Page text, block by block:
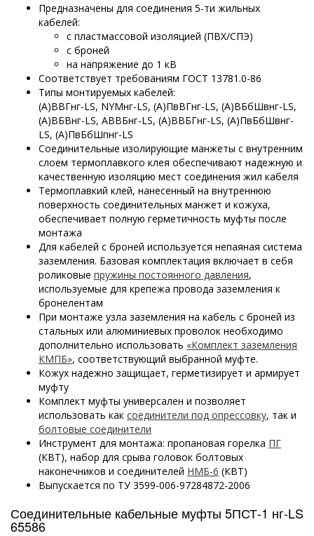
Предназначены для соединения 5-ти жильных
кабелей:
с пластмассовой изоляцией (ПВХ/СПЭ)
с броней
на напряжение до 1 кВ
Соответствует требованиям ГОСТ 13781.0-86
Типы монтируемых кабелей:
(А)ВВГнг-LS, NYMнг-LS, (А)ПвВГнг-LS, (А)ВБбШвнг-LS,
(А)ВБВнг-LS, АВВБнг-LS, (А)ВВБГнг-LS, (А)ПвБбШвнг-
LS, (А)ПвБбШпнг-LS
Соединительные изолирующие манжеты с внутренним
слоем термоплавкого клея обеспечивают надежную и
качественную изоляцию мест соединения жил кабеля
Термоплавкий клей, нанесенный на внутреннюю
поверхность соединительных манжет и кожуха,
обеспечивает полную герметичность муфты после
монтажа
Для кабелей с броней используется непаяная система
заземления. Базовая комплектация включает в себя
роликовые пружины постоянного давления,
используемые для крепежа провода заземления к
бронелентам
При монтаже узла заземления на кабель с броней из
стальных или алюминиевых проволок необходимо
дополнительно использовать «Комплект заземления
КМПБ», соответствующий выбранной муфте.
Кожух надежно защищает, герметизирует и армирует
муфту
Комплект муфты универсален и позволяет
использовать как соединители под опрессовку, так и
болтовые соединители
Инструмент для монтажа: пропановая горелка ПГ
(КВТ), набор для срыва головок болтовых
наконечников и соединителей НМБ-6 (КВТ)
Выпускается по ТУ 3599-006-97284872-2006
Соединительные кабельные муфты 5ПСТ-1 нг-LS
65586